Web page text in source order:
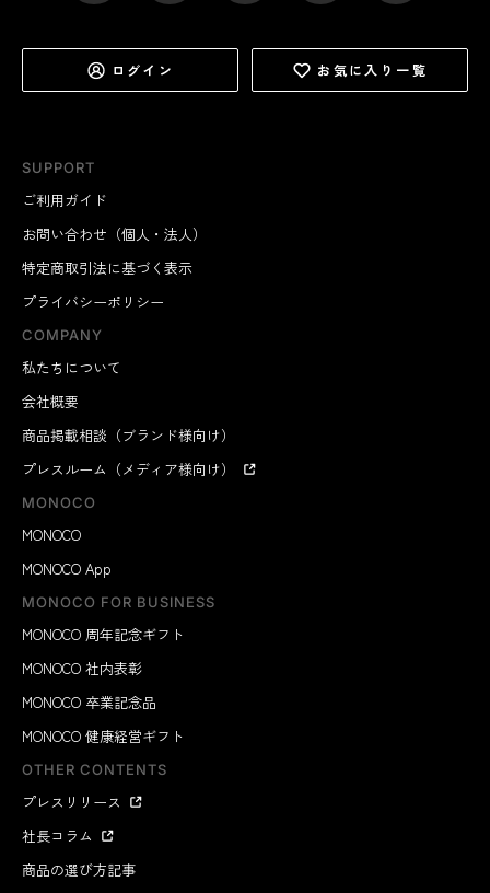
SUPPORT
ご利用ガイド
お問い合わせ（個人・法人）
特定商取引法に基づく表示
プライバシーポリシー
COMPANY
私たちについて
会社概要
商品掲載相談（ブランド様向け）
プレスルーム（メディア様向け）
MONOCO
MONOCO
MONOCO App
MONOCO FOR BUSINESS
MONOCO 周年記念ギフト
MONOCO 社内表彰
MONOCO 卒業記念品
MONOCO 健康経営ギフト
OTHER CONTENTS
プレスリリース
社長コラム
商品の選び方記事
ログイン お気に入り一覧